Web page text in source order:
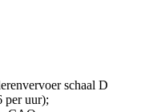
schaal D
per uur);